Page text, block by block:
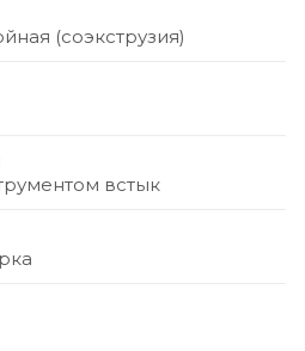
(соэкструзия)
встык